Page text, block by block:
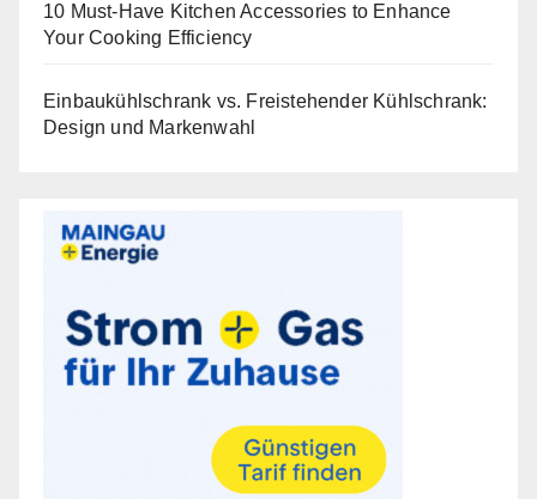
10 Must-Have Kitchen Accessories to Enhance
Your Cooking Efficiency
Einbaukühlschrank vs. Freistehender Kühlschrank:
Design und Markenwahl